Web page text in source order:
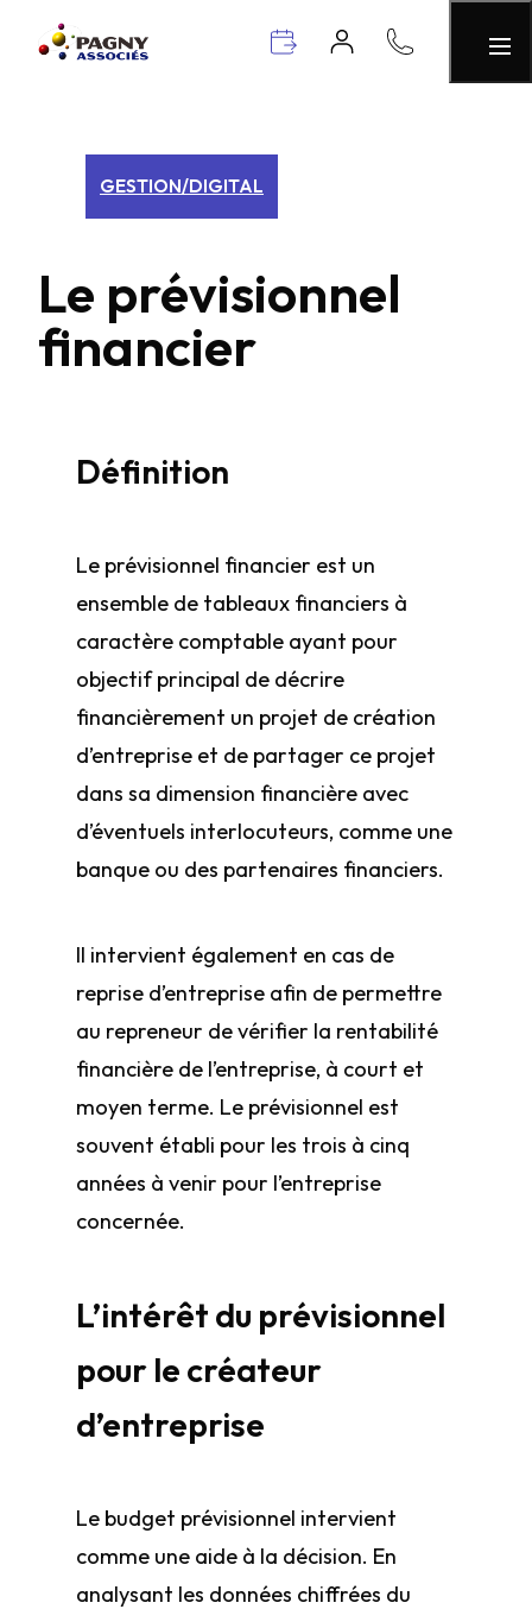
GESTION/DIGITAL
Le prévisionnel
financier
Définition
Le prévisionnel financier est un
ensemble de tableaux financiers à
caractère comptable ayant pour
objectif principal de décrire
financièrement un projet de création
d’entreprise et de partager ce projet
dans sa dimension financière avec
d’éventuels interlocuteurs, comme une
banque ou des partenaires financiers.
Il intervient également en cas de
reprise d’entreprise afin de permettre
au repreneur de vérifier la rentabilité
financière de l’entreprise, à court et
moyen terme. Le prévisionnel est
souvent établi pour les trois à cinq
années à venir pour l’entreprise
concernée.
L’intérêt du prévisionnel
pour le créateur
d’entreprise
Le budget prévisionnel intervient
comme une aide à la décision. En
analysant les données chiffrées du